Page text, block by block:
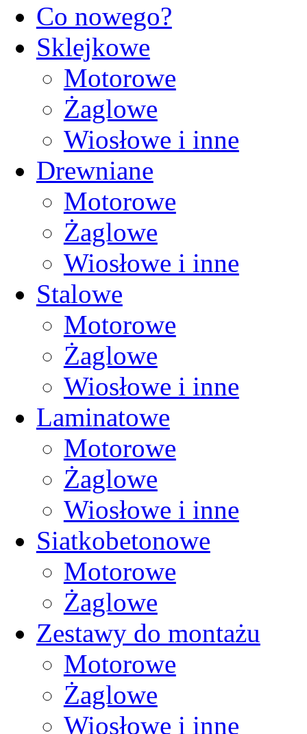
Co nowego?
Sklejkowe
Motorowe
Żaglowe
Wiosłowe i inne
Drewniane
Motorowe
Żaglowe
Wiosłowe i inne
Stalowe
Motorowe
Żaglowe
Wiosłowe i inne
Laminatowe
Motorowe
Żaglowe
Wiosłowe i inne
Siatkobetonowe
Motorowe
Żaglowe
Zestawy do montażu
Motorowe
Żaglowe
Wiosłowe i inne